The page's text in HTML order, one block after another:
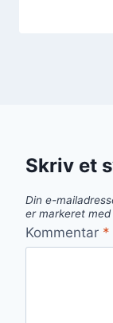
Skriv et
Din e-
er markeret med
Kommentar *